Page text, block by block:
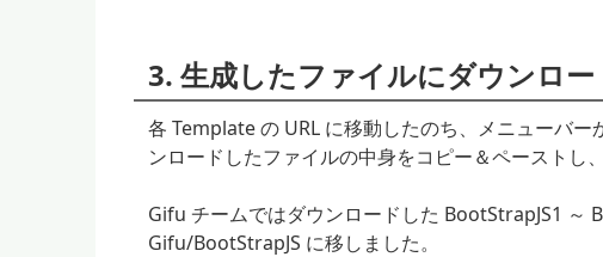
3. 生成したファイルにダウンロ
各 Template の URL に移動したのち、メニューバ
ンロードしたファイルの中身をコピー＆ペーストし
Gifu チームではダウンロードした BootStrapJS1 ～
Gifu/BootStrapJS に移しました。